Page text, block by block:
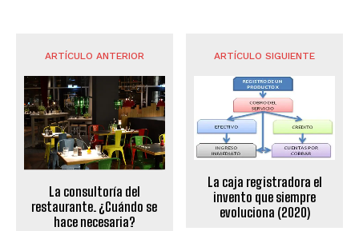
ARTÍCULO ANTERIOR
La consultoría del
restaurante. ¿Cuándo se
hace necesaria?
ARTÍCULO SIGUIENTE
La caja registradora el
invento que siempre
evoluciona (2020)